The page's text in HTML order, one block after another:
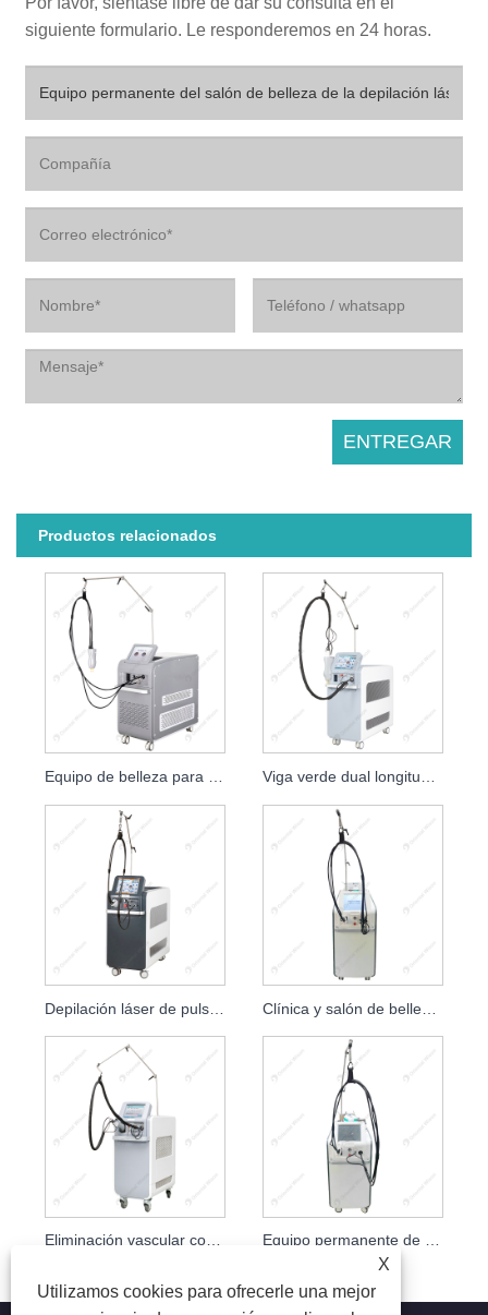
siguiente formulario. Le responderemos en 24 horas.
Productos relacionados
Depilación láser de pulsación larga ND YAG de 1064 nm
Eliminación vascular con láser de Alejandrita con sistema de enfriamiento de gas
X
Utilizamos cookies para ofrecerle una mejor